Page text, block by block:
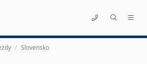
Kontakty
Slovensko